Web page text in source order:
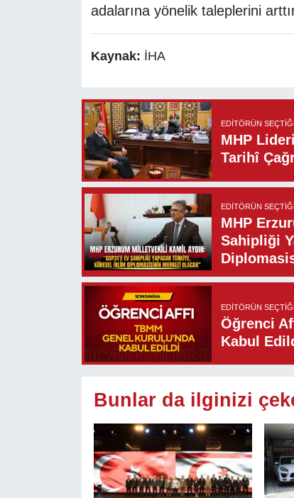
adalarına yönelik taleplerini
Kaynak: İHA
EDITÖRÜN SEÇTIĞI
MHP
Tarihî
EDITÖRÜN SEÇTIĞI
MHP
Sahipliği
EDITÖRÜN SEÇTIĞI
Öğrenci
Kabul
Bunlar da ilginizi